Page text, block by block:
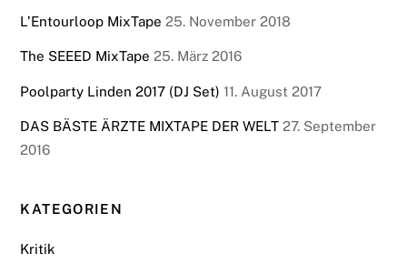
L’Entourloop MixTape 25. November 2018
The SEEED MixTape 25. März 2016
Poolparty Linden 2017 (DJ Set) 11. August 2017
DAS BÄSTE ÄRZTE MIXTAPE DER WELT 27. September
2016
KATEGORIEN
Kritik